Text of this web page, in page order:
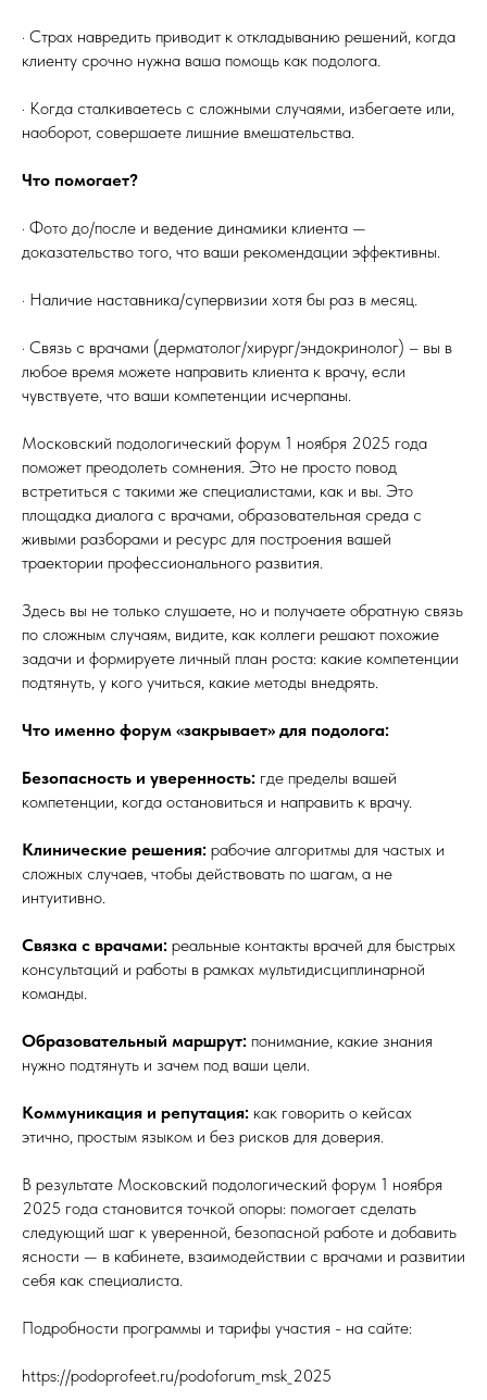
· Страх навредить приводит к откладыванию решений, когда
клиенту срочно нужна ваша помощь как подолога.
· Когда сталкиваетесь с сложными случаями, избегаете или,
наоборот, совершаете лишние вмешательства.
Что помогает?
· Фото до/после и ведение динамики клиента —
доказательство того, что ваши рекомендации эффективны.
· Наличие наставника/супервизии хотя бы раз в месяц.
· Связь с врачами (дерматолог/хирург/эндокринолог) – вы в
любое время можете направить клиента к врачу, если
чувствуете, что ваши компетенции исчерпаны.
Московский подологический форум 1 ноября 2025 года
поможет преодолеть сомнения. Это не просто повод
встретиться с такими же специалистами, как и вы. Это
площадка диалога с врачами, образовательная среда с
живыми разборами и ресурс для построения вашей
траектории профессионального развития.
Здесь вы не только слушаете, но и получаете обратную связь
по сложным случаям, видите, как коллеги решают похожие
задачи и формируете личный план роста: какие компетенции
подтянуть, у кого учиться, какие методы внедрять.
Что именно форум «закрывает» для подолога:
Безопасность и уверенность: где пределы вашей
компетенции, когда остановиться и направить к врачу.
Клинические решения: рабочие алгоритмы для частых и
сложных случаев, чтобы действовать по шагам, а не
интуитивно.
Связка с врачами: реальные контакты врачей для быстрых
консультаций и работы в рамках мультидисциплинарной
команды.
Образовательный маршрут: понимание, какие знания
нужно подтянуть и зачем под ваши цели.
Коммуникация и репутация: как говорить о кейсах
этично, простым языком и без рисков для доверия.
В результате Московский подологический форум 1 ноября
2025 года становится точкой опоры: помогает сделать
следующий шаг к уверенной, безопасной работе и добавить
ясности — в кабинете, взаимодействии с врачами и развитии
себя как специалиста.
Подробности программы и тарифы участия - на сайте:
https://podoprofeet.ru/podoforum_msk_2025